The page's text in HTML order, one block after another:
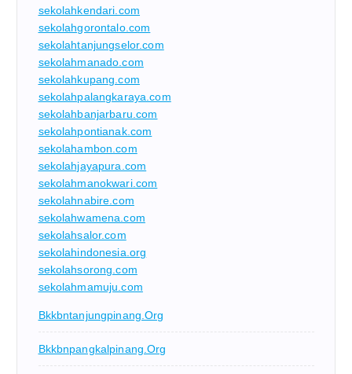
sekolahkendari.com
sekolahgorontalo.com
sekolahtanjungselor.com
sekolahmanado.com
sekolahkupang.com
sekolahpalangkaraya.com
sekolahbanjarbaru.com
sekolahpontianak.com
sekolahambon.com
sekolahjayapura.com
sekolahmanokwari.com
sekolahnabire.com
sekolahwamena.com
sekolahsalor.com
sekolahindonesia.org
sekolahsorong.com
sekolahmamuju.com
Bkkbntanjungpinang.org
Bkkbnpangkalpinang.org